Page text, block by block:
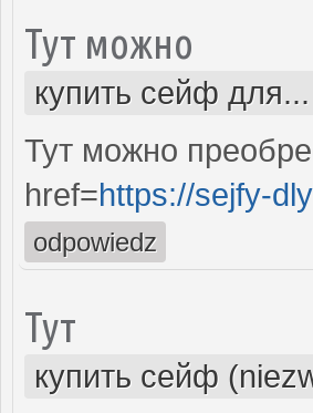
Тут можно
купить сейф
Тут можно
href=https://sejfy-
odpowiedz
Тут
купить сейф